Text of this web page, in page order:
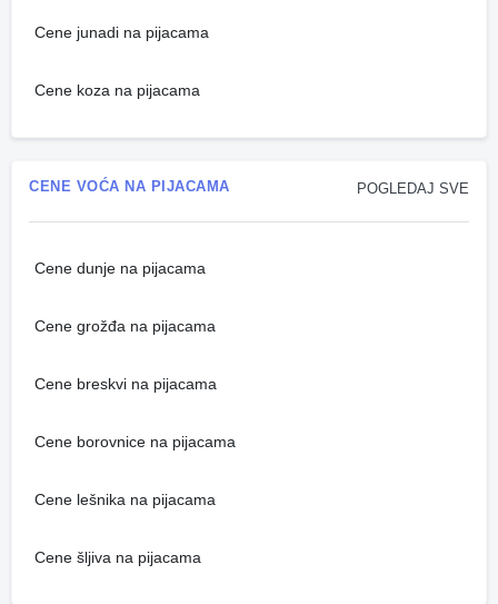
Cene junadi na pijacama
Cene koza na pijacama
POGLEDAJ SVE
CENE VOĆA NA PIJACAMA
Cene dunje na pijacama
Cene grožđa na pijacama
Cene breskvi na pijacama
Cene borovnice na pijacama
Cene lešnika na pijacama
Cene šljiva na pijacama